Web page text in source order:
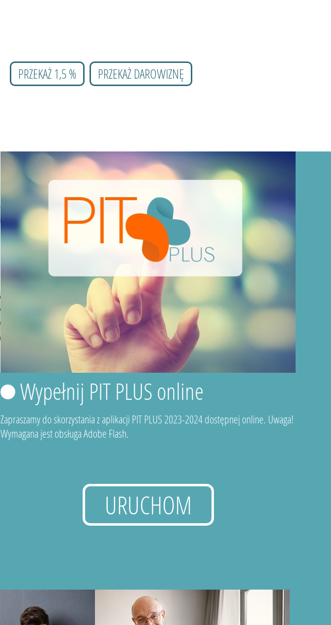
PRZEKAŻ 1,5 % PRZEKAŻ DAROWIZNĘ
Wypełnij PIT PLUS online
Zapraszamy do skorzystania z aplikacji PIT PLUS 2023-2024 dostępnej online. Uwaga!
Wymagana jest obsługa Adobe Flash.
URUCHOM